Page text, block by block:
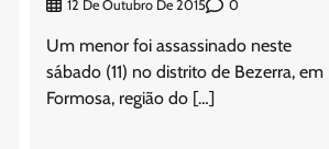
12 De Outubro De 2015 0
Um menor foi assassinado neste
sábado (11) no distrito de Bezerra, em
Formosa, região do […]